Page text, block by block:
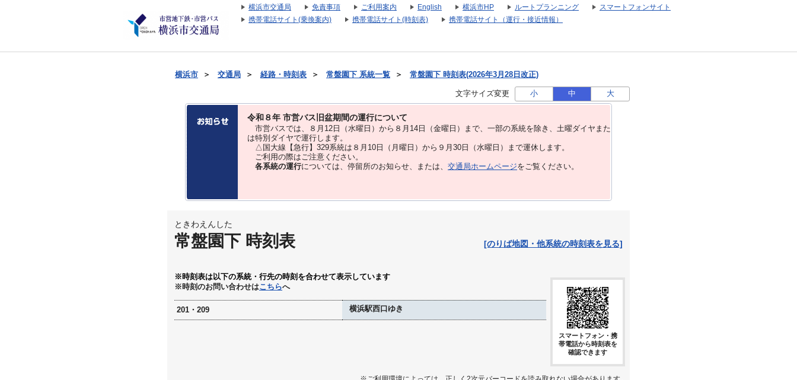
横浜市交通局 免責事項 ご利用案内 English 横浜市HP ルートプランニング
スマートフォンサイト
携帯電話サイト(乗換案内)
携帯電話サイト(時刻表) 携帯電話サイト（運行・接近情報）
横浜市 ＞ 交通局 ＞ 経路・時刻表 ＞ 常盤園下 系統一覧 ＞ 常盤園下 時刻表(2026年3月28日改正)
文字サイズ変更 小 中 大
令和８年 市営バス旧盆期間の運行について
市営バスでは、８⽉12⽇（水曜日）から８⽉14⽇（金曜日）まで、⼀部の系統を除き、⼟曜ダイヤまた
は特別ダイヤで運⾏します。
△国大線【急行】329系統は８月10日（月曜日）から９月30日（水曜日）まで運休します。
ご利用の際はご注意ください。
各系統の運行については、停留所のお知らせ、または、 交通局ホームページをご覧ください。
ときわえんした
常盤園下 時刻表 [のりば地図・他系統の時刻表を見る]
※時刻表は以下の系統・行先の時刻を合わせて表示しています
※時刻のお問い合わせはこちらへ
201・209 横浜駅西口ゆき
スマートフォン・携
帯電話から時刻表を
確認できます